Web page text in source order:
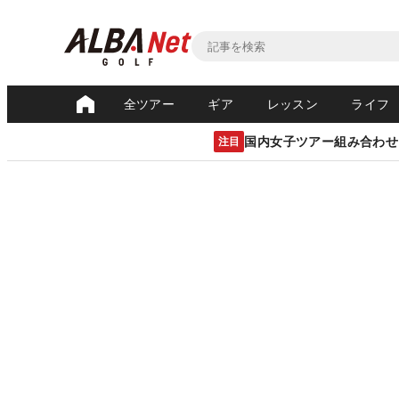
全ツアー ギア レッスン ライフ
注目 国内女子ツアー組み合わせ